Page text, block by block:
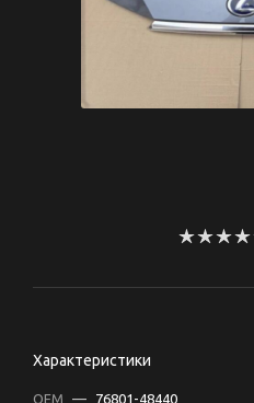
Характеристики
OEM —
76801-48440